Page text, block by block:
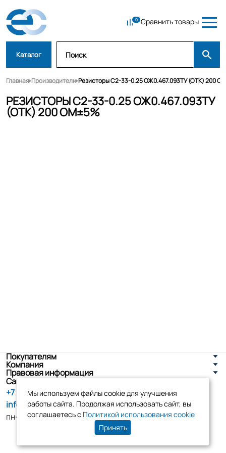
Сравнить товары
Каталог
Главная Производители Резисторы С2-33-0.25 ОЖ0.467.093ТУ (ОТК) 200
РЕЗИСТОРЫ С2-33-0.25 ОЖ0.467.093ТУ
(ОТК) 200 ОМ±5%
Покупателям
Компания
Правовая информация
Санкт-Петербург, ул. Новоселов д. 8
+7 (800) 555-86-90
info@tk-elko.ru
пн-пт, 10:00 - 18:00
Мы используем файлы cookie для улучшения
работы сайта. Продолжая использовать сайт, вы
соглашаетесь с Политикой использования cookie
Принять